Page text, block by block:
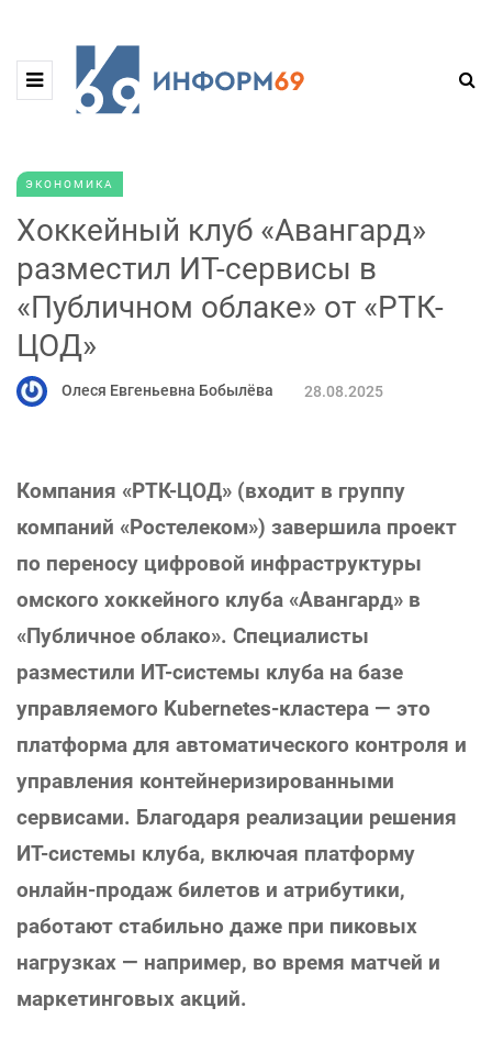
ЭКОНОМИКА
Хоккейный клуб «Авангард»
разместил ИТ-сервисы в
«Публичном облаке» от «РТК-
ЦОД»
Олеся Евгеньевна Бобылёва 28.08.2025
Компания «РТК-ЦОД» (входит в группу
компаний «Ростелеком») завершила проект
по переносу цифровой инфраструктуры
омского хоккейного клуба «Авангард» в
«Публичное облако». Специалисты
разместили ИТ-системы клуба на базе
управляемого Kubernetes-кластера — это
платформа для автоматического контроля и
управления контейнеризированными
сервисами. Благодаря реализации решения
ИТ-системы клуба, включая платформу
онлайн-продаж билетов и атрибутики,
работают стабильно даже при пиковых
нагрузках — например, во время матчей и
маркетинговых акций.